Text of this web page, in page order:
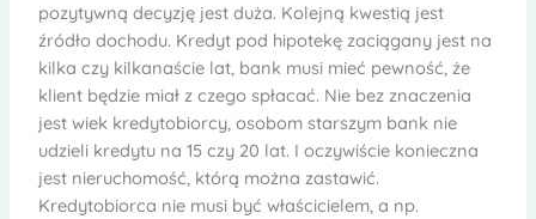
pozytywną decyzję jest duża. Kolejną kwestią jest
źródło dochodu. Kredyt pod hipotekę zaciągany jest na
kilka czy kilkanaście lat, bank musi mieć pewność, że
klient będzie miał z czego spłacać. Nie bez znaczenia
jest wiek kredytobiorcy, osobom starszym bank nie
udzieli kredytu na 15 czy 20 lat. I oczywiście konieczna
jest nieruchomość, którą można zastawić.
Kredytobiorca nie musi być właścicielem, a np.